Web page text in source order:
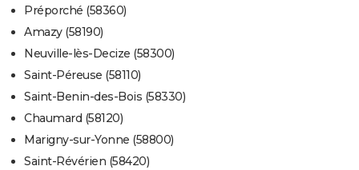
Préporché (58360)
Amazy (58190)
Neuville-lès-Decize (58300)
Saint-Péreuse (58110)
Saint-Benin-des-Bois (58330)
Chaumard (58120)
Marigny-sur-Yonne (58800)
Saint-Révérien (58420)